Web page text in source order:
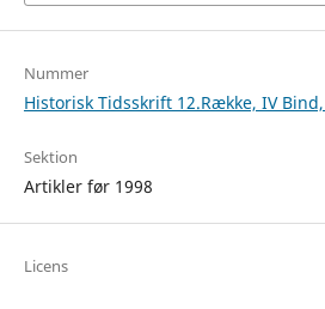
Nummer
Historisk Tidsskrift 12.Række, IV
Sektion
Artikler før 1998
Licens